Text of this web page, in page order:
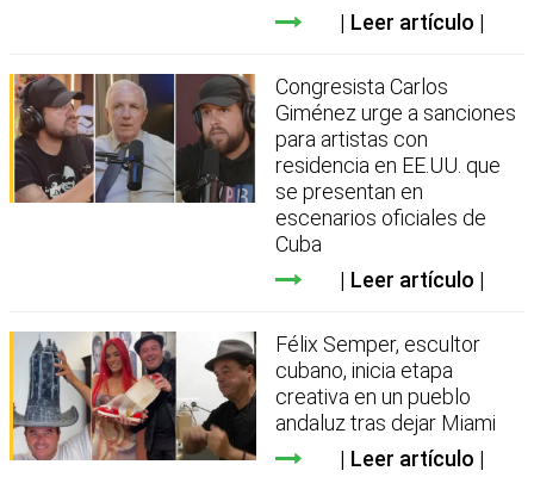
Leer artículo
Congresista Carlos
Giménez urge a sanciones
para artistas con
residencia en EE.UU. que
se presentan en
escenarios oficiales de
Cuba
Leer artículo
Félix Semper, escultor
cubano, inicia etapa
creativa en un pueblo
andaluz tras dejar Miami
Leer artículo